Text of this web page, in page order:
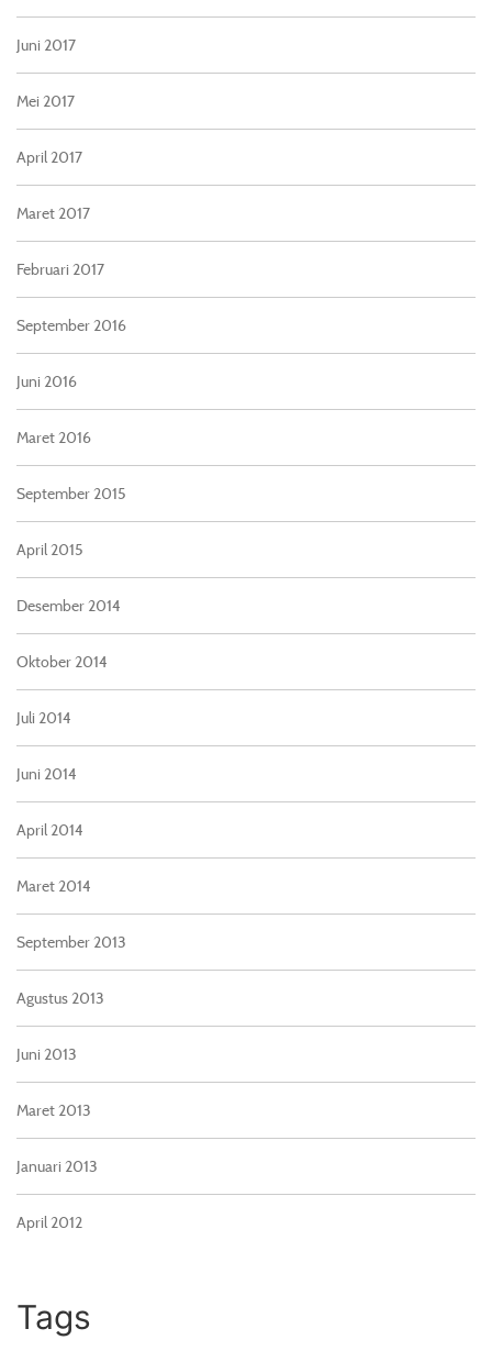
Juni 2017
Mei 2017
April 2017
Maret 2017
Februari 2017
September 2016
Juni 2016
Maret 2016
September 2015
April 2015
Desember 2014
Oktober 2014
Juli 2014
Juni 2014
April 2014
Maret 2014
September 2013
Agustus 2013
Juni 2013
Maret 2013
Januari 2013
April 2012
Tags